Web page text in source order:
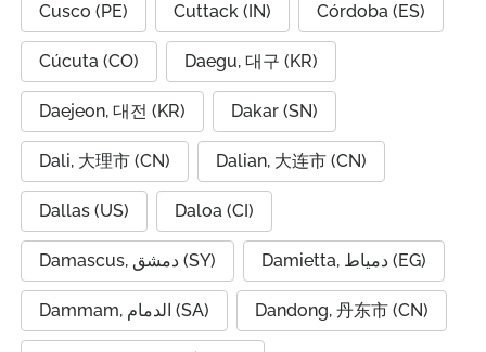
Cusco (PE) Cuttack (IN) Córdoba (ES)
Cúcuta (CO) Daegu, 대구 (KR)
Daejeon, 대전 (KR) Dakar (SN)
Dali, 大理市 (CN) Dalian, 大连市 (CN)
Dallas (US) Daloa (CI)
Damascus, دمشق (SY) Damietta, دمياط (EG)
Dammam, الدمام (SA) Dandong, 丹东市 (CN)